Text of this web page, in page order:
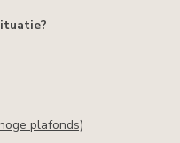
plafonds)